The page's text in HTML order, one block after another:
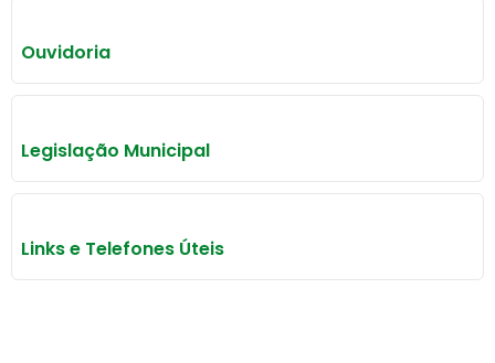
Ouvidoria
Legislação Municipal
Links e Telefones Úteis